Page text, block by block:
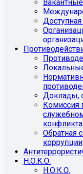
Доклады,
Комиссия
Обратная
коррупции
Н.О.К.О.
Н.О.К.О.